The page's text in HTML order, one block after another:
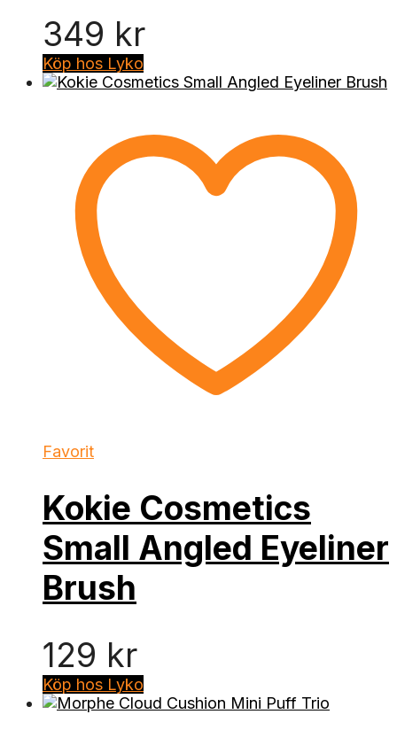
349 kr
Köp hos Lyko
Favorit
Kokie Cosmetics
Small Angled Eyeliner
Brush
129 kr
Köp hos Lyko